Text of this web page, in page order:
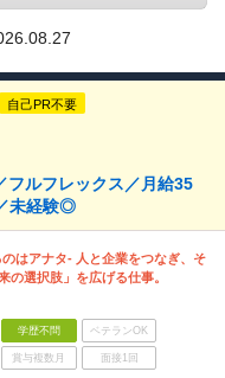
自己PR不要
フルフレックス／月給35
未経験◎
はアナタ- 人と企業をつなぎ、そ
の選択肢」を広げる仕事。
学歴不問 ベテランOK
賞与複数月 面接1回